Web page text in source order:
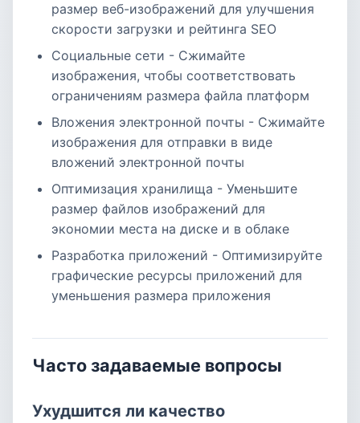
размер веб-изображений для улучшения
скорости загрузки и рейтинга SEO
Социальные сети - Сжимайте
изображения, чтобы соответствовать
ограничениям размера файла платформ
Вложения электронной почты - Сжимайте
изображения для отправки в виде
вложений электронной почты
Оптимизация хранилища - Уменьшите
размер файлов изображений для
экономии места на диске и в облаке
Разработка приложений - Оптимизируйте
графические ресурсы приложений для
уменьшения размера приложения
Часто задаваемые вопросы
Ухудшится ли качество